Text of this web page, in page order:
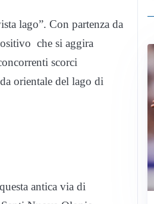
lago”. Con partenza da
che si aggira
scorci
orientale del lago di
antica via di